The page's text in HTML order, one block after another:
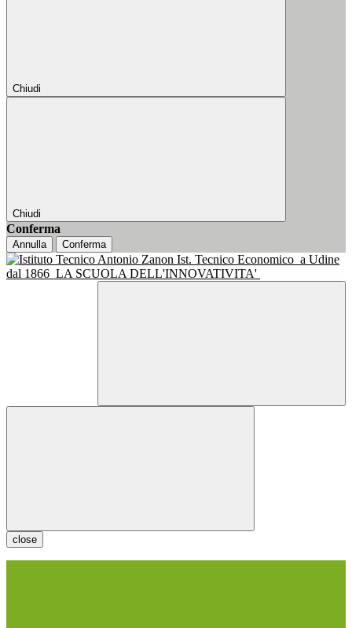
Chiudi
Chiudi
Conferma
Annulla Conferma
Ist. Tecnico Economico a Udine
dal 1866 LA SCUOLA DELL'INNOVATIVITA'
close